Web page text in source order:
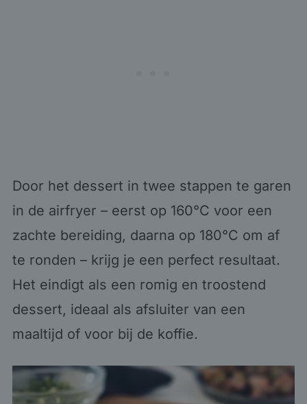
Door het dessert in twee stappen te garen
in de airfryer – eerst op 160°C voor een
zachte bereiding, daarna op 180°C om af
te ronden – krijg je een perfect resultaat.
Het eindigt als een romig en troostend
dessert, ideaal als afsluiter van een
maaltijd of voor bij de koffie.